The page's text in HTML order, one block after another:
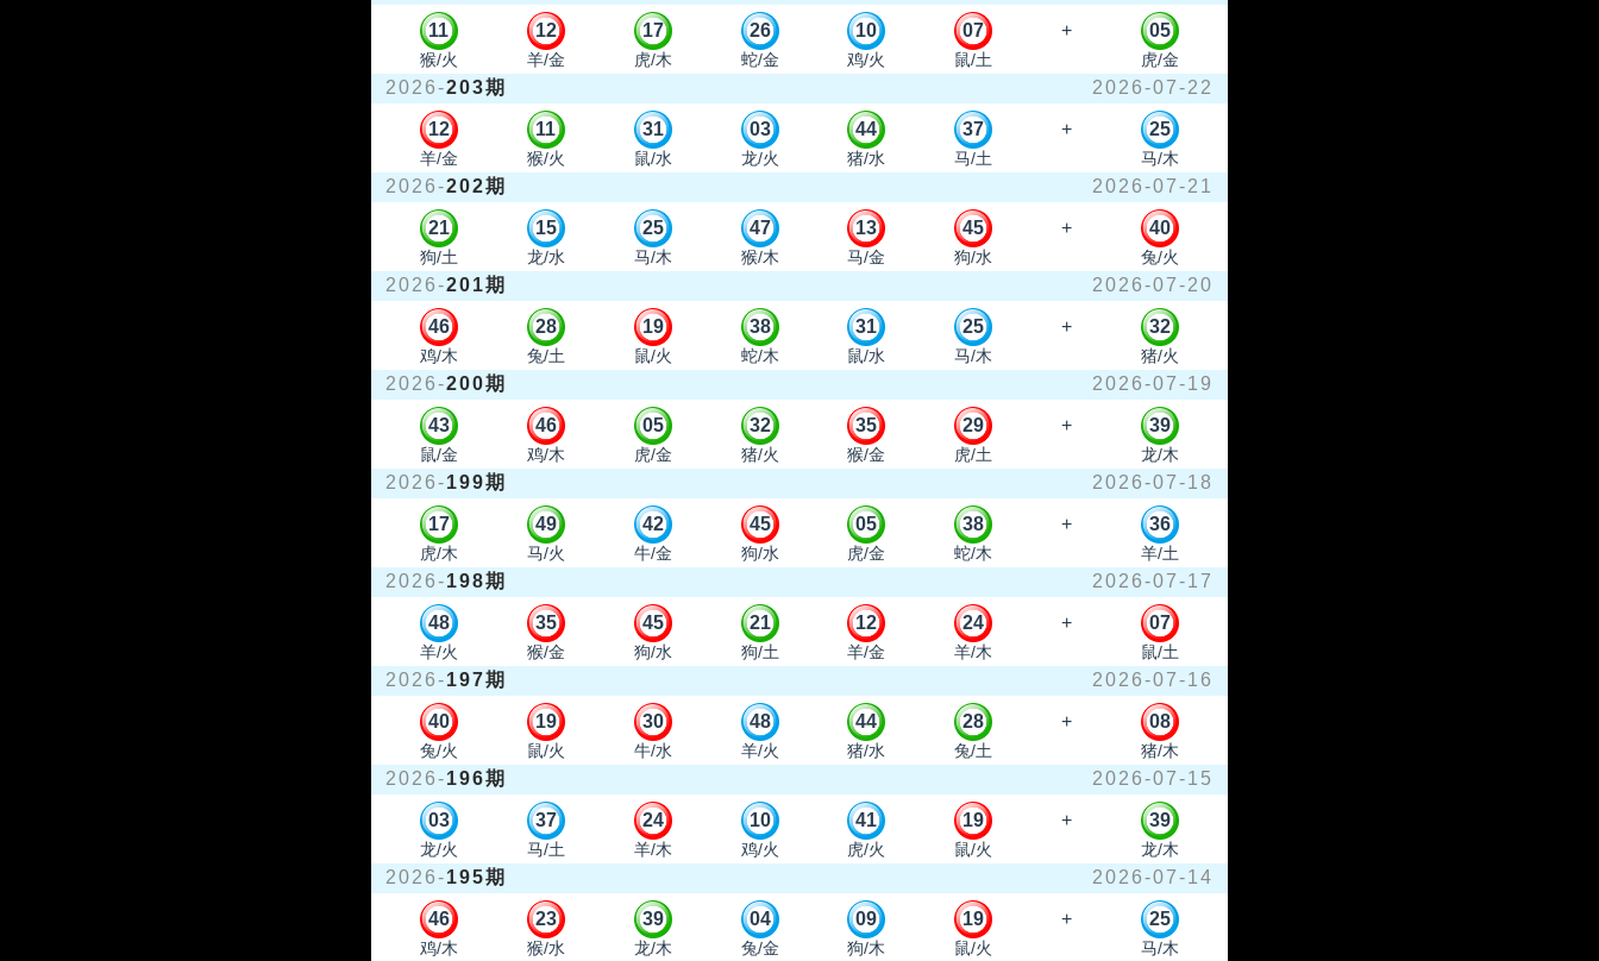
11
猴/火
12
羊/金
17
虎/木
26
蛇/金
10
鸡/火
07
鼠/土
+ 05
虎/金
2026-203期 2026-07-22
12
羊/金
11
猴/火
31
鼠/水
03
龙/火
44
猪/水
37
马/土
+ 25
马/木
2026-202期 2026-07-21
21
狗/土
15
龙/水
25
马/木
47
猴/木
13
马/金
45
狗/水
+ 40
兔/火
2026-201期 2026-07-20
46
鸡/木
28
兔/土
19
鼠/火
38
蛇/木
31
鼠/水
25
马/木
+ 32
猪/火
2026-200期 2026-07-19
43
鼠/金
46
鸡/木
05
虎/金
32
猪/火
35
猴/金
29
虎/土
+ 39
龙/木
2026-199期 2026-07-18
17
虎/木
49
马/火
42
牛/金
45
狗/水
05
虎/金
38
蛇/木
+ 36
羊/土
2026-198期 2026-07-17
48
羊/火
35
猴/金
45
狗/水
21
狗/土
12
羊/金
24
羊/木
+ 07
鼠/土
2026-197期 2026-07-16
40
兔/火
19
鼠/火
30
牛/水
48
羊/火
44
猪/水
28
兔/土
+ 08
猪/木
2026-196期 2026-07-15
03
龙/火
37
马/土
24
羊/木
10
鸡/火
41
虎/火
19
鼠/火
+ 39
龙/木
2026-195期 2026-07-14
46
鸡/木
23
猴/水
39
龙/木
04
兔/金
09
狗/木
19
鼠/火
+ 25
马/木